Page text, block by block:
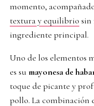
momento,
textura y equilibrio sin
ingrediente principal.
Uno de los elementos
es sumayonesa de
toque de picante y
pollo. La combinación